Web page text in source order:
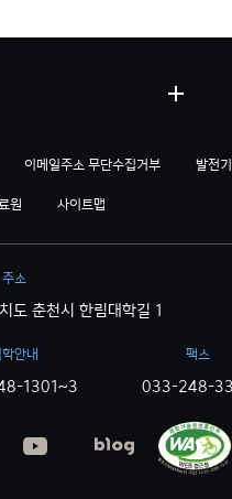
이메일주소 무단수집거부 발전
원 사이트맵
주소
도 춘천시 한림대학길 1
안내
1301~3
팩스
033-248-